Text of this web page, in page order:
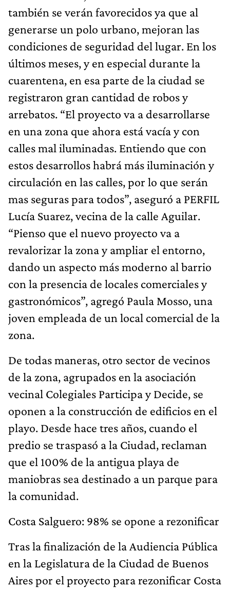
también se verán favorecidos ya que al
generarse un polo urbano, mejoran las
condiciones de seguridad del lugar. En los
últimos meses, y en especial durante la
cuarentena, en esa parte de la ciudad se
registraron gran cantidad de robos y
arrebatos. “El proyecto va a desarrollarse
en una zona que ahora está vacía y con
calles mal iluminadas. Entiendo que con
estos desarrollos habrá más iluminación y
circulación en las calles, por lo que serán
mas seguras para todos”, aseguró a PERFIL
Lucía Suarez, vecina de la calle Aguilar.
“Pienso que el nuevo proyecto va a
revalorizar la zona y ampliar el entorno,
dando un aspecto más moderno al barrio
con la presencia de locales comerciales y
gastronómicos”, agregó Paula Mosso, una
joven empleada de un local comercial de la
zona.
De todas maneras, otro sector de vecinos
de la zona, agrupados en la asociación
vecinal Colegiales Participa y Decide, se
oponen a la construcción de edificios en el
playo. Desde hace tres años, cuando el
predio se traspasó a la Ciudad, reclaman
que el 100% de la antigua playa de
maniobras sea destinado a un parque para
la comunidad.
Costa Salguero: 98% se opone a rezonificar
Tras la finalización de la Audiencia Pública
en la Legislatura de la Ciudad de Buenos
Aires por el proyecto para rezonificar Costa